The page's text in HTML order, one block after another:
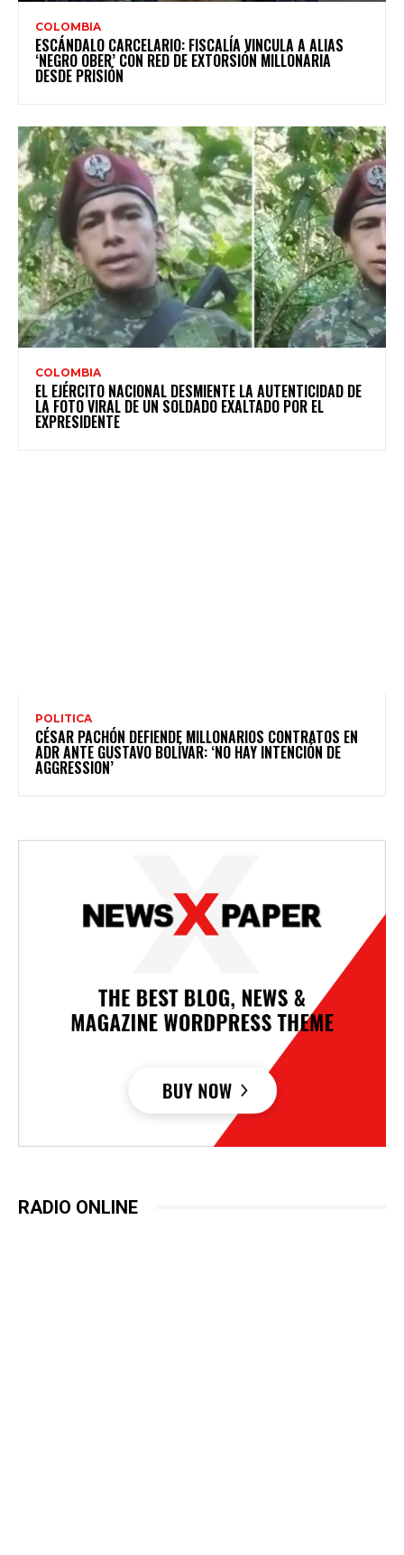
COLOMBIA
ESCÁNDALO CARCELARIO: FISCALÍA VINCULA A ALIAS
‘NEGRO OBER’ CON RED DE EXTORSIÓN MILLONARIA
DESDE PRISIÓN
COLOMBIA
EL EJÉRCITO NACIONAL DESMIENTE LA AUTENTICIDAD DE
LA FOTO VIRAL DE UN SOLDADO EXALTADO POR EL
EXPRESIDENTE
POLITICA
CÉSAR PACHÓN DEFIENDE MILLONARIOS CONTRATOS EN
ADR ANTE GUSTAVO BOLÍVAR: ‘NO HAY INTENCIÓN DE
AGGRESSION’
RADIO ONLINE